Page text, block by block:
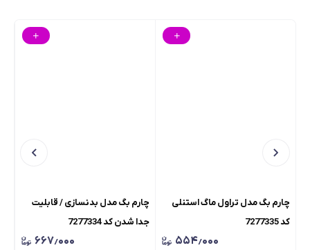
چارم بگ مدل تراول ماگ استنلی
کد 7277335
۵۵۴٫۰۰۰
چارم بگ مدل بدنسازی / قابلیت
جدا شدن کد 7277334
۶۶۷٫۰۰۰